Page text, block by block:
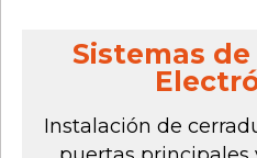
Sistemas
Instalación de